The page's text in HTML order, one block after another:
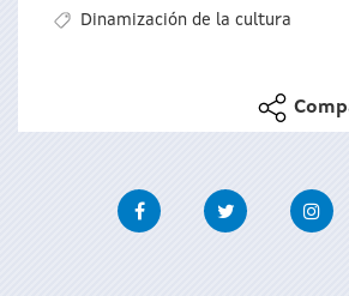
Dinamización de la cultura
FacebookTwitter